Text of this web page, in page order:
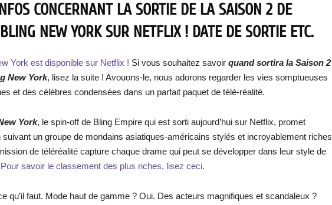
CONCERNANT LA SORTIE DE LA SAISON 2 DE
NEW YORK SUR NETFLIX ! DATE DE SORTIE ETC.
York est disponible sur Netflix ! Si vous souhaitez savoir quand sortira la Saison 2
New York, lisez la suite ! Avouons-le, nous adorons regarder les vies somptueuses
et des célèbres condensées dans un parfait paquet de télé-réalité.
York, le spin-off de Bling Empire qui est sorti aujourd’hui sur Netflix, promet
un groupe de mondains asiatiques-américains stylés et incroyablement riches
de téléréalité capture chaque drame qui peut se développer dans leur style de
Pour savoir le classement des plus riches, lisez ceci.
qu’il faut. Mode haut de gamme ? Oui. Des acteurs magnifiques et scandaleux ?